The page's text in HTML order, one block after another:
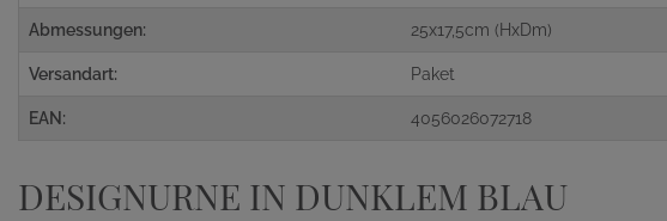
Abmessungen: 25x17,5cm (HxDm)
Versandart: Paket
EAN: 4056026072718
DESIGNURNE IN DUNKLEM BLAU